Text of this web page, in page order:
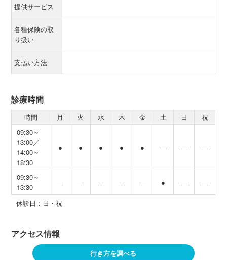
提供サービス
各種保険の取
り扱い
支払い方法
診療時間
時間 月 火 水 木 金 土 日
祝
09:30～
13:00／
14:00～
18:30
● ● ● ● ● ― ― ―
09:30～
13:30
― ― ― ― ― ● ― ―
休診日：日・祝
アクセス情報
行き方を調べる